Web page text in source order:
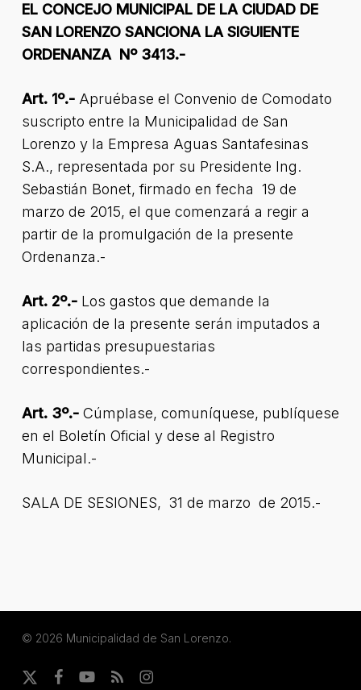
EL CONCEJO MUNICIPAL DE LA CIUDAD DE
SAN LORENZO SANCIONA LA SIGUIENTE
ORDENANZA Nº 3413.-
Art. 1º.-Apruébase el Convenio de Comodato
suscripto entre la Municipalidad de San
Lorenzo y la Empresa Aguas Santafesinas
S.A., representada por su Presidente Ing.
Sebastián Bonet, firmado en fecha 19 de
marzo de 2015, el que comenzará a regir a
partir de la promulgación de la presente
Ordenanza.-
Art. 2º.- Los gastos que demande la
aplicación de la presente serán imputados a
las partidas presupuestarias
correspondientes.-
Art. 3º.- Cúmplase, comuníquese, publíquese
en el Boletín Oficial y dese al Registro
Municipal.-
SALA DE SESIONES, 31 de marzo de 2015.-
© 2026 Municipalidad de San Lorenzo.
x-
facebookyoutube
RSS instagram